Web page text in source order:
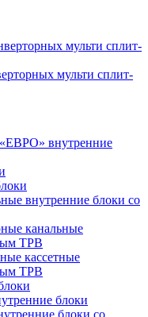
мульти сплит-
мульти сплит-
внутренние
внутренние блоки со
канальные
ТРВ
кассетные
ТРВ
блоки